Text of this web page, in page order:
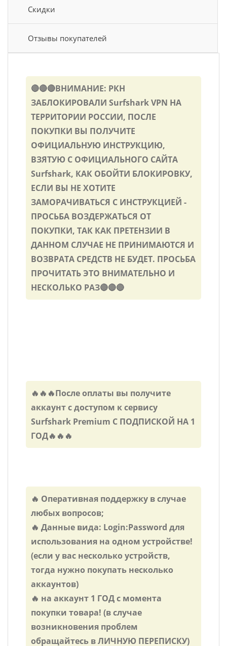
Скидки
Отзывы покупателей
🔴🔴🔴ВНИМАНИЕ: РКН
ЗАБЛОКИРОВАЛИ Surfshark VPN НА
ТЕРРИТОРИИ РОССИИ, ПОСЛЕ
ПОКУПКИ ВЫ ПОЛУЧИТЕ
ОФИЦИАЛЬНУЮ ИНСТРУКЦИЮ,
ВЗЯТУЮ С ОФИЦИАЛЬНОГО САЙТА
Surfshark, КАК ОБОЙТИ БЛОКИРОВКУ,
ЕСЛИ ВЫ НЕ ХОТИТЕ
ЗАМОРАЧИВАТЬСЯ С ИНСТРУКЦИЕЙ -
ПРОСЬБА ВОЗДЕРЖАТЬСЯ ОТ
ПОКУПКИ, ТАК КАК ПРЕТЕНЗИИ В
ДАННОМ СЛУЧАЕ НЕ ПРИНИМАЮТСЯ И
ВОЗВРАТА СРЕДСТВ НЕ БУДЕТ. ПРОСЬБА
ПРОЧИТАТЬ ЭТО ВНИМАТЕЛЬНО И
НЕСКОЛЬКО РАЗ🔴🔴🔴
🔥🔥🔥После оплаты вы получите
аккаунт с доступом к сервису
Surfshark Premium С ПОДПИСКОЙ НА 1
ГОД🔥🔥🔥
🔥 Оперативная поддержку в случае
любых вопросов;
🔥 Данные вида: Login:Password для
использования на одном устройстве!
(если у вас несколько устройств,
тогда нужно покупать несколько
аккаунтов)
🔥 на аккаунт 1 ГОД c момента
покупки товара! (в случае
возникновения проблем
обращайтесь в ЛИЧНУЮ ПЕРЕПИСКУ)